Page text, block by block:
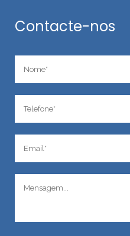
Contacte-nos